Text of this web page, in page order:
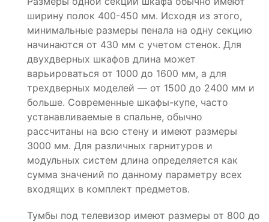
ширину полок 400-450 мм. Исходя из этого,
минимальные размеры пенала на одну секцию
начинаются от 430 мм с учетом стенок. Для
двухдверных шкафов длина может
варьироваться от 1000 до 1600 мм, а для
трехдверных моделей — от 1500 до 2400 мм и
больше. Современные шкафы-купе, часто
устанавливаемые в спальне, обычно
рассчитаны на всю стену и имеют размеры
3000 мм. Для различных гарнитуров и
модульных систем длина определяется как
сумма значений по данному параметру всех
входящих в комплект предметов.
Тумбы под телевизор имеют размеры от 800 до